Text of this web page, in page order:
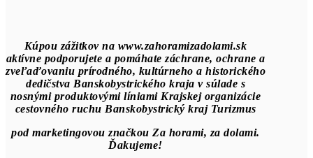
Kúpou zážitkov na www.zahoramizadolami.sk
aktívne podporujete a pomáhate záchrane, ochrane a
zveľaďovaniu prírodného, kultúrneho a historického
dedičstva Banskobystrického kraja v súlade s
nosnými produktovými líniami Krajskej organizácie
cestovného ruchu Banskobystrický kraj Turizmus
pod marketingovou značkou Za horami, za dolami.
Ďakujeme!